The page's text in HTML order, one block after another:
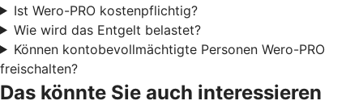
Ist Wero-PRO kostenpflichtig?
Wie wird das Entgelt belastet?
Können kontobevollmächtigte Personen Wero-PRO
freischalten?
Das könnte Sie auch interessieren